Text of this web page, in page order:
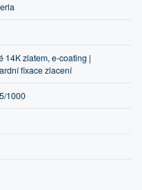
14K zlatem, e-coating |
fixace zlacení
1000